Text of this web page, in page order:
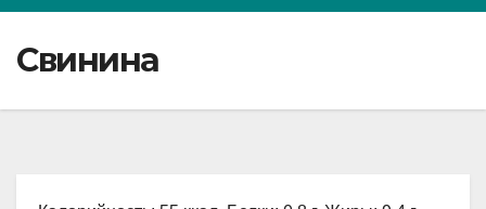
Свинина